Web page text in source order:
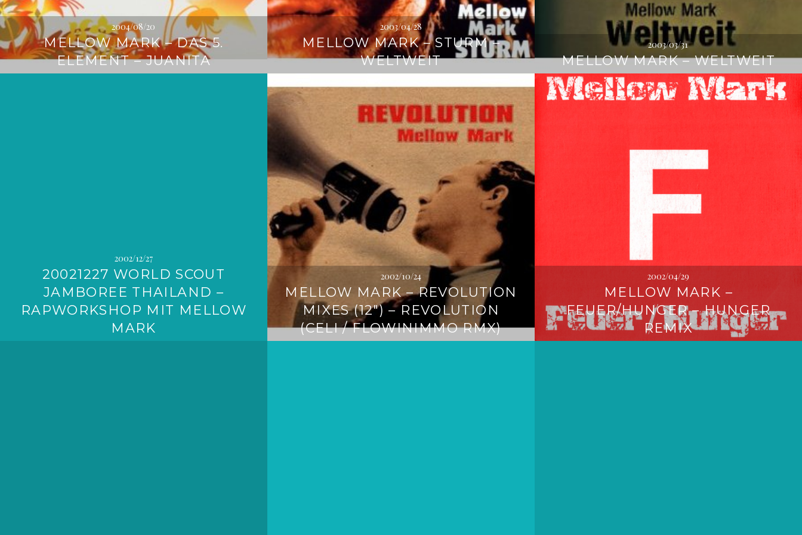
2004/08/20
MELLOW MARK – DAS 5.
ELEMENT – JUANITA
2003/04/28
MELLOW MARK – STURM –
WELTWEIT
2003/03/31
MELLOW MARK – WELTWEIT
2002/12/27
20021227 WORLD SCOUT
JAMBOREE THAILAND –
RAPWORKSHOP MIT MELLOW
MARK
2002/10/24
MELLOW MARK – REVOLUTION
MIXES (12″) – REVOLUTION
(CELI / FLOWINIMMO RMX)
2002/04/29
MELLOW MARK –
FEUER/HUNGER – HUNGER
REMIX